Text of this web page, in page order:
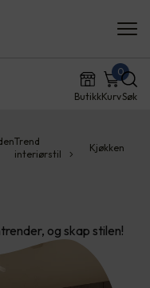
ButikkKurv
0
Søk
Trend
interiørstil
Kjøkken
og skap stilen!